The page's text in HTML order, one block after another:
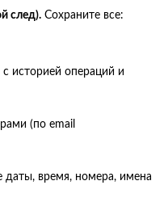
след). Сохраните все:
историей операций и
(по email
время, номера, имена